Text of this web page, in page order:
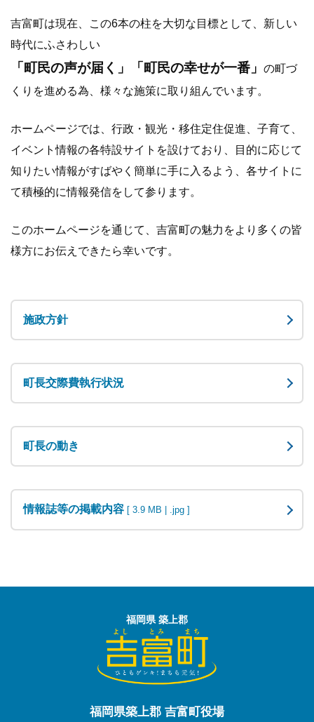
吉富町は現在、この6本の柱を大切な目標として、新しい
時代にふさわしい
「町民の声が届く」「町民の幸せが一番」 の町づ
くりを進める為、様々な施策に取り組んでいます。
ホームページでは、行政・観光・移住定住促進、子育て、
イベント情報の各特設サイトを設けており、目的に応じて
知りたい情報がすばやく簡単に手に入るよう、各サイトに
て積極的に情報発信をして参ります。
このホームページを通じて、吉富町の魅力をより多くの皆
様方にお伝えできたら幸いです。
施政方針
町長交際費執行状況
町長の動き
情報誌等の掲載内容 [ 3.9 MB | .jpg ]
福岡県 築上郡
福岡県築上郡 吉富町役場